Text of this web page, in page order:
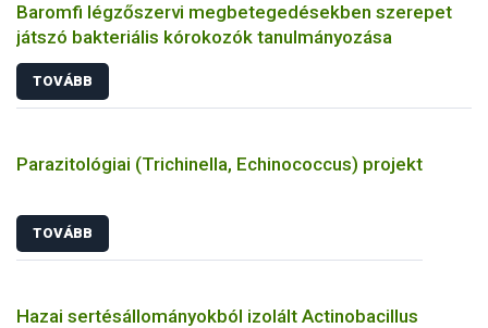
Baromfi légzőszervi megbetegedésekben szerepet
játszó bakteriális kórokozók tanulmányozása
TOVÁBB
Parazitológiai (Trichinella, Echinococcus) projekt
TOVÁBB
Hazai sertésállományokból izolált Actinobacillus